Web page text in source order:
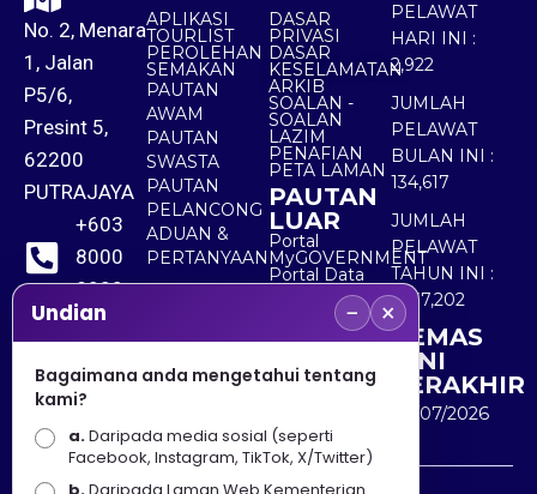
No. 2, Menara
1, Jalan
P5/6,
Presint 5,
62200
PUTRAJAYA
+603
8000
8000
+603
8891
7100
APLIKASI
TOURLIST
PEROLEHAN
SEMAKAN
PAUTAN
AWAM
PAUTAN
SWASTA
PAUTAN
PELANCONG
ADUAN &
PERTANYAAN
DASAR
PRIVASI
DASAR
KESELAMATAN
ARKIB
SOALAN -
SOALAN
LAZIM
PENAFIAN
PETA LAMAN
PAUTAN
LUAR
Portal
MyGOVERNMENT
Portal Data
Sektor Awam
PELAWAT
HARI INI :
2,922
JUMLAH
PELAWAT
BULAN INI :
134,617
JUMLAH
PELAWAT
TAHUN INI :
5,537,202
KEMAS
KINI
TERAKHIR
30/07/2026
Undian − ×
Bagaimana anda mengetahui tentang
kami?
a.Daripada media sosial (seperti
Facebook, Instagram, TikTok, X/Twitter)